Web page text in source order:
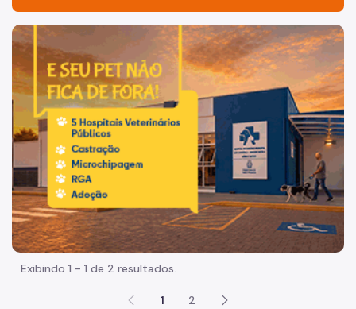
Acesso à Informação
Participação Social
Quadro de serviços
Acesso a Proteção de Dados Pessoais
Organização
Histórico
Dados
Equipamentos Públicos
Infocidade
Imagem de um cachorro caramelo e uma gata rajada,
Exibindo 1 - 1 de 2 resultados.
1 2